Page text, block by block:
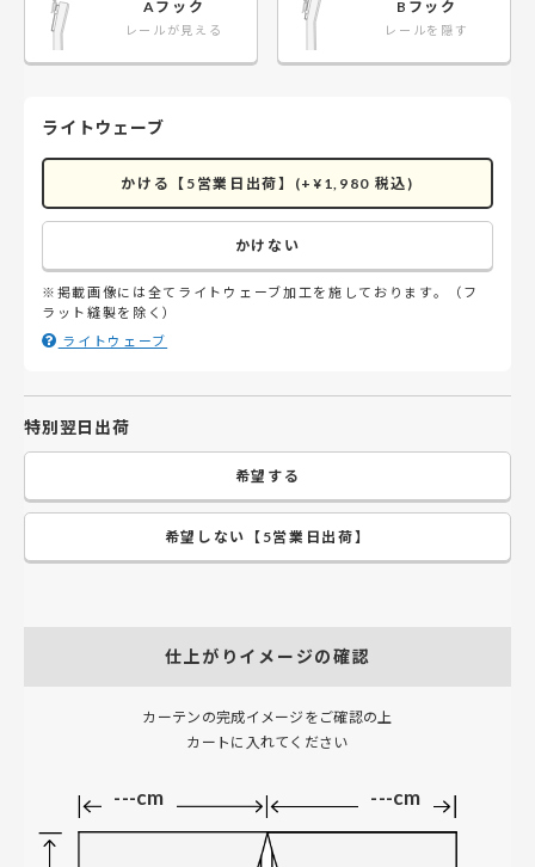
Aフック
レールが見える
Bフック
レールを隠す
ライトウェーブ
かける【5営業日出荷】(+¥1,980 税込)
かけない
※掲載画像には全てライトウェーブ加工を施しております。（フ
ラット縫製を除く）
ライトウェーブ
特別翌日出荷
希望する
希望しない【5営業日出荷】
仕上がりイメージの確認
カーテンの完成イメージをご確認の上
カートに入れてください
---cm ---cm